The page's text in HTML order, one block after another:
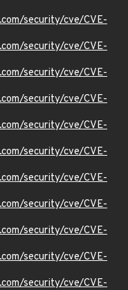
security/cve/CVE-
security/cve/CVE-
security/cve/CVE-
security/cve/CVE-
security/cve/CVE-
security/cve/CVE-
security/cve/CVE-
security/cve/CVE-
security/cve/CVE-
security/cve/CVE-
security/cve/CVE-